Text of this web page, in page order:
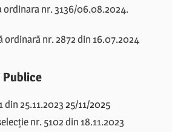
ordinara nr. 3136/06.08.2024.
ordinară nr. 2872 din 16.07.2024
din 25.11.2023 25/11/2025
nr. 5102 din 18.11.2023